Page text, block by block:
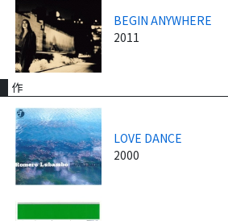
BEGIN ANYWHERE
2011
作
LOVE DANCE
2000